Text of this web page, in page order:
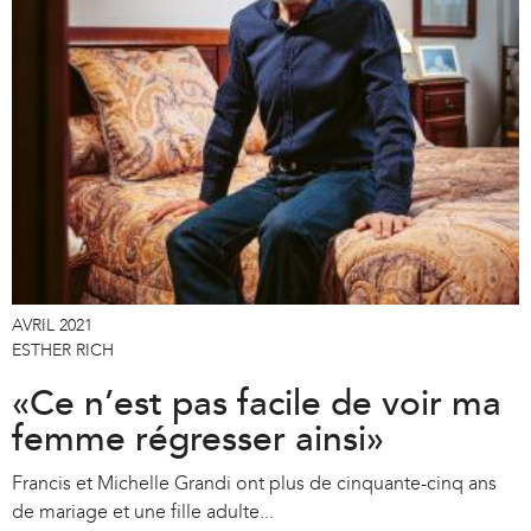
AVRIL 2021
ESTHER RICH
«Ce n’est pas facile de voir ma
femme régresser ainsi»
Francis et Michelle Grandi ont plus de cinquante-cinq ans
de mariage et une fille adulte...